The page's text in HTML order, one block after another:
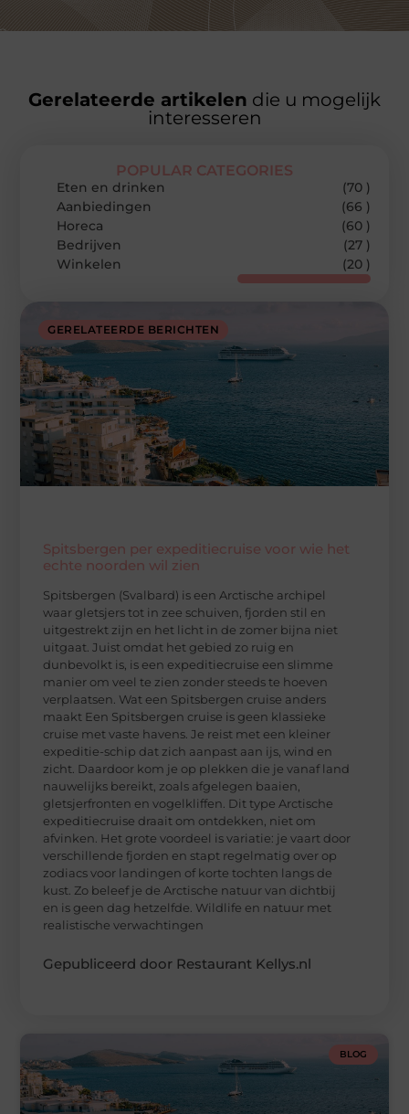
Gerelateerde artikelen die u mogelijk
interesseren
GERELATEERDE BERICHTEN
Spitsbergen per expeditiecruise voor wie het
echte noorden wil zien
Spitsbergen (Svalbard) is een Arctische archipel
waar gletsjers tot in zee schuiven, fjorden stil en
uitgestrekt zijn en het licht in de zomer bijna niet
uitgaat. Juist omdat het gebied zo ruig en
dunbevolkt is, is een expeditiecruise een slimme
manier om veel te zien zonder steeds te hoeven
verplaatsen. Wat een Spitsbergen cruise anders
maakt Een Spitsbergen cruise is geen klassieke
cruise met vaste havens. Je reist met een kleiner
expeditie-schip dat zich aanpast aan ijs, wind en
zicht. Daardoor kom je op plekken die je vanaf land
nauwelijks bereikt, zoals afgelegen baaien,
gletsjerfronten en vogelkliffen. Dit type Arctische
expeditiecruise draait om ontdekken, niet om
afvinken. Het grote voordeel is variatie: je vaart door
verschillende fjorden en stapt regelmatig over op
zodiacs voor landingen of korte tochten langs de
kust. Zo beleef je de Arctische natuur van dichtbij
en is geen dag hetzelfde. Wildlife en natuur met
realistische verwachtingen
Gepubliceerd door Restaurant Kellys.nl
POPULAR CATEGORIES
Eten en drinken
(70 )
Aanbiedingen
(66 )
Horeca
(60 )
Bedrijven
(27 )
Winkelen
(20 )
BLOG